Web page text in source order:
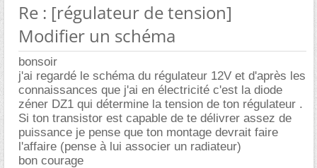
Re : [régulateur de tension]
Modifier un schéma
bonsoir
j'ai regardé le schéma du régulateur 12V et d'après les
connaissances que j'ai en électricité c'est la diode
zéner DZ1 qui détermine la tension de ton régulateur .
Si ton transistor est capable de te délivrer assez de
puissance je pense que ton montage devrait faire
l'affaire (pense à lui associer un radiateur)
bon courage